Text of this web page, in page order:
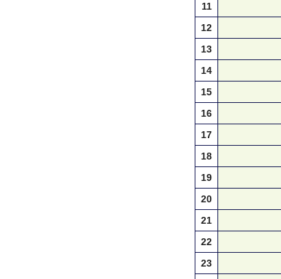
11
12
13
14
15
16
17
18
19
20
21
22
23